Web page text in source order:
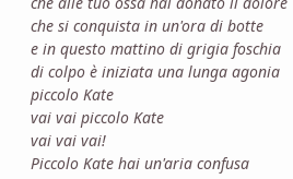
che si conquista in un'ora di botte
e in questo mattino di grigia foschia
di colpo è iniziata una lunga agonia
piccolo Kate
vai vai piccolo Kate
vai vai vai!
Piccolo Kate hai un'aria confusa